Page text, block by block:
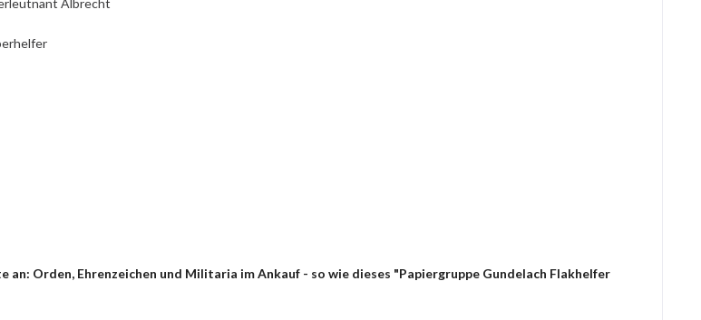
Albrecht
an: Orden, Ehrenzeichen und Militaria im Ankauf - so wie dieses "Papiergruppe Gundelach Flakhelfer